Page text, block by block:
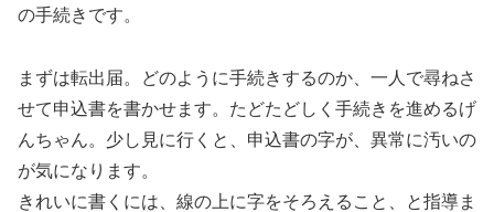
の手続きです。
まずは転出届。どのように手続きするのか、一人で尋ねさ
せて申込書を書かせます。たどたどしく手続きを進めるげ
んちゃん。少し見に行くと、申込書の字が、異常に汚いの
が気になります。
きれいに書くには、線の上に字をそろえること、と指導ま